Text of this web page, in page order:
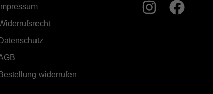
Impressum
Datenschutz
Bestellung widerrufen